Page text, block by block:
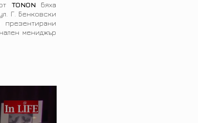
TONON бяха
Г. Бенковски
мениджър